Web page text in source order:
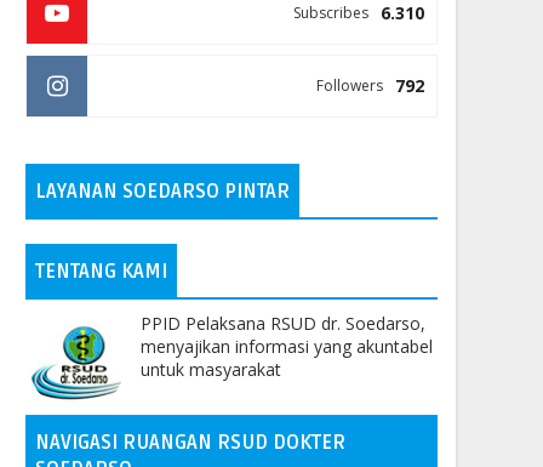
6.310
Subscribes
792
Followers
LAYANAN SOEDARSO PINTAR
TENTANG KAMI
PPID Pelaksana RSUD dr. Soedarso,
menyajikan informasi yang akuntabel
untuk masyarakat
NAVIGASI RUANGAN RSUD DOKTER